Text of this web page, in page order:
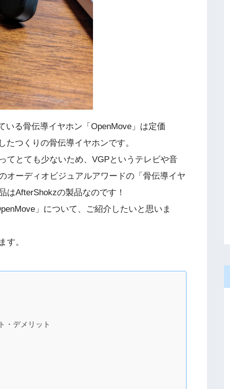
る骨伝導イヤホン「OpenMove」は定価
つくりの骨伝導イヤホンです。
とても少ないため、VGPというテレビや音
オーディオビジュアルアワードの「骨伝導イヤ
はAfterShokzの製品なのです！
」について、ご紹介したいと思いま
す。
・デメリット